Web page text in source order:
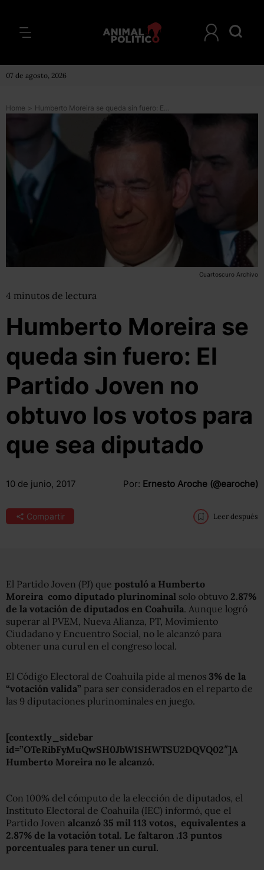
07 de agosto, 2026
Home > Humberto Moreira se queda sin fuero: El Partido Joven no obtuvo los votos para que sea diputado
Cuartoscuro Archivo
4 minutos de lectura
Humberto Moreira se
queda sin fuero: El
Partido Joven no
obtuvo los votos para
que sea diputado
10 de junio, 2017 Por: Ernesto Aroche (@earoche)
Compartir Leer después
El Partido Joven (PJ) que postuló a Humberto
Moreira como diputado plurinominal solo obtuvo 2.87%
de la votación de diputados en Coahuila. Aunque logró
superar al PVEM, Nueva Alianza, PT, Movimiento
Ciudadano y Encuentro Social, no le alcanzó para
obtener una curul en el congreso local.
El Código Electoral de Coahuila pide al menos 3% de la
“votación valida” para ser considerados en el reparto de
las 9 diputaciones plurinominales en juego.
[contextly_sidebar
id=”OTeRibFyMuQwSH0JbW1SHWTSU2DQVQ02″]A
Humberto Moreira no le alcanzó.
Con 100% del cómputo de la elección de diputados, el
Instituto Electoral de Coahuila (IEC) informó, que el
Partido Joven alcanzó 35 mil 113 votos, equivalentes a
2.87% de la votación total. Le faltaron .13 puntos
porcentuales para tener un curul.